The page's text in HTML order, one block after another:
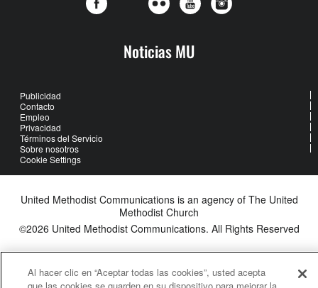
Noticias MU
Publicidad
Contacto
Empleo
Privacidad
Términos del Servicio
Sobre nosotros
Cookie Settings
United Methodist Communications is an agency of The United
Methodist Church
©2026 United Methodist Communications. All Rights Reserved
Al hacer clic en “Aceptar todas las cookies”, usted acepta